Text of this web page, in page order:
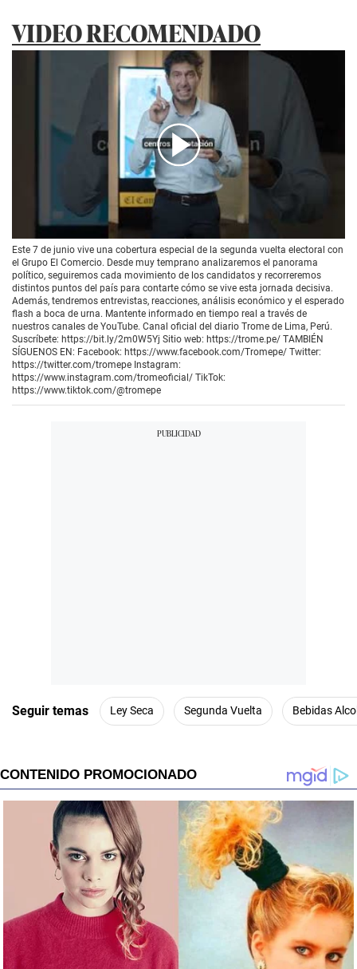
VIDEO RECOMENDADO
00:00/01:14
Este 7 de junio vive una cobertura especial de la segunda vuelta electoral con
el Grupo El Comercio. Desde muy temprano analizaremos el panorama
político, seguiremos cada movimiento de los candidatos y recorreremos
distintos puntos del país para contarte cómo se vive esta jornada decisiva.
Además, tendremos entrevistas, reacciones, análisis económico y el esperado
flash a boca de urna. Mantente informado en tiempo real a través de
nuestros canales de YouTube. Canal oficial del diario Trome de Lima, Perú.
Suscríbete: https://bit.ly/2m0W5Yj Sitio web: https://trome.pe/ TAMBIÉN
SÍGUENOS EN: Facebook: https://www.facebook.com/Tromepe/ Twitter:
https://twitter.com/tromepe Instagram:
https://www.instagram.com/tromeoficial/ TikTok:
https://www.tiktok.com/@tromepe
Seguir temas Ley Seca Segunda Vuelta Bebidas